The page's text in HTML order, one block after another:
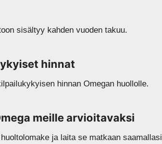
sisältyy kahden vuoden takuu.
hinnat
hinnan Omegan huollolle.
meille arvioitavaksi
ja laita se matkaan saamallasi